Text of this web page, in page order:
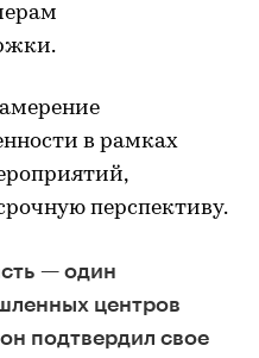
в рамках
перспективу.
— один
центров
подтвердил свое